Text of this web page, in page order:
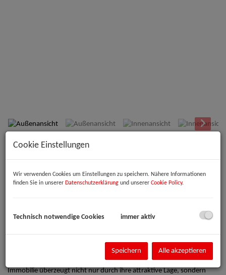
Willkommen in Ihrer neuen Geschäftszentrale im Herzen von Linz!
perfekte Grundlage für Ihr Unternehmen. Ob Sie eine Praxisräume,
suchen, hier sind Sie genau richtig.
Die günstige monatlich Gesamtmiete ermöglicht es Ihnen, in einem
erstklassigen Standort zu agieren, ohne Ihr Budget zu sprengen. Die
Immobilie überzeugt nicht nur durch ihre attraktive Lage, sondern
Cookie Einstellungen
Wir verwenden Cookies um Einstellungen zu speichern. Nähere Informationen
finden Sie in unserer Datenschutzerklärung und unserer Cookie Policy.
Technisch notwendige Cookies immer aktiv
Speichern Alle akzeptieren